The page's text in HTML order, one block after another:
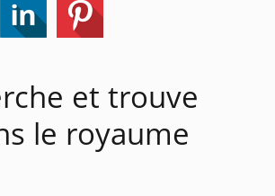
et trouve
le royaume